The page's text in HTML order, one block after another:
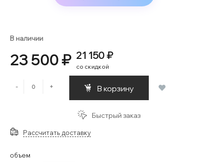
В наличии
23 500 ₽ 21 150 ₽
со скидкой
- + В корзину
Быстрый заказ
Рассчитать доставку
объем